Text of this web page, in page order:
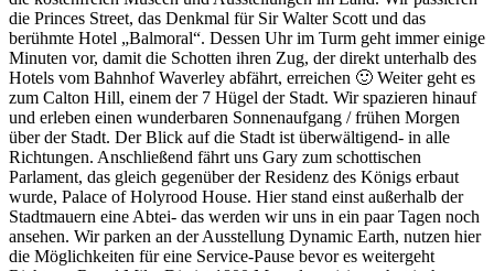
die Princes Street, das Denkmal für Sir Walter Scott und das
berühmte Hotel „Balmoral“. Dessen Uhr im Turm geht immer einige
Minuten vor, damit die Schotten ihren Zug, der direkt unterhalb des
Hotels vom Bahnhof Waverley abfährt, erreichen 🙂 Weiter geht es
zum Calton Hill, einem der 7 Hügel der Stadt. Wir spazieren hinauf
und erleben einen wunderbaren Sonnenaufgang / frühen Morgen
über der Stadt. Der Blick auf die Stadt ist überwältigend- in alle
Richtungen. Anschließend fährt uns Gary zum schottischen
Parlament, das gleich gegenüber der Residenz des Königs erbaut
wurde, Palace of Holyrood House. Hier stand einst außerhalb der
Stadtmauern eine Abtei- das werden wir uns in ein paar Tagen noch
ansehen. Wir parken an der Ausstellung Dynamic Earth, nutzen hier
die Möglichkeiten für eine Service-Pause bevor es weitergeht